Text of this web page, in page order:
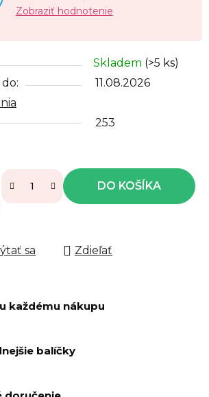
Zobraziť hodnotenie
Skladem (>5 ks)
11.08.2026
253
DO KOŠÍKA
sa Zdieľať
každému nákupu
balíčky